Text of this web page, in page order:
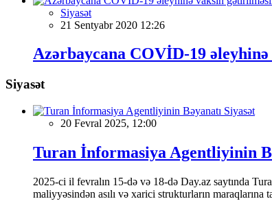
Siyasət
21 Sentyabr 2020 12:26
Azərbaycana COVİD-19
Siyasət
Siyasət
20 Fevral 2025, 12:00
Turan İnformasiya Agentliyinin
2025-ci il fevralın 15-də və 18-də Day.az saytında
maliyyəsindən asılı və xarici strukturların